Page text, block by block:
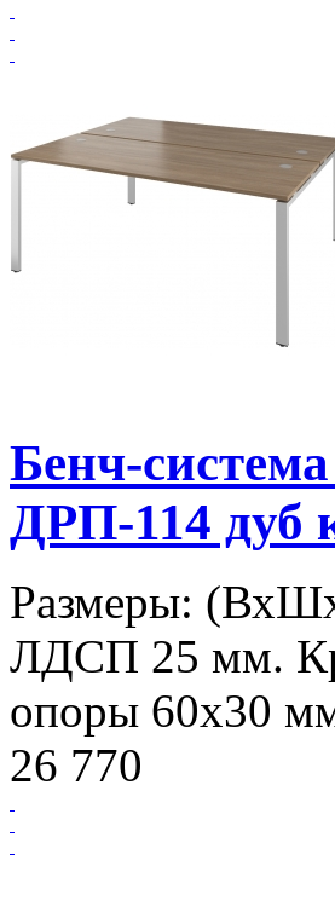
Бенч-
ДРП-114 дуб
Размеры:
ЛДСП 25 мм.
опоры 60х30
26 770